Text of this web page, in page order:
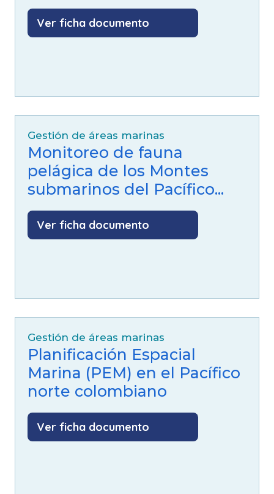
Ver ficha documento
Gestión de áreas marinas
Monitoreo de fauna
pelágica de los Montes
submarinos del Pacífico...
Ver ficha documento
Gestión de áreas marinas
Planificación Espacial
Marina (PEM) en el Pacífico
norte colombiano
Ver ficha documento